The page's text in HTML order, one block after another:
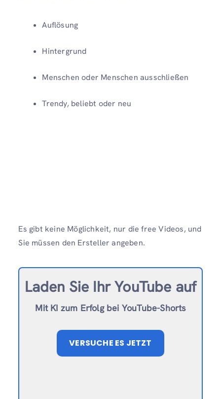
Auflösung
Hintergrund
Menschen oder Menschen ausschließen
Trendy, beliebt oder neu
Es gibt keine Möglichkeit, nur die free Videos, und
Sie müssen den Ersteller angeben.
Laden Sie Ihr YouTube auf
Mit KI zum Erfolg bei YouTube-Shorts
VERSUCHE ES JETZT